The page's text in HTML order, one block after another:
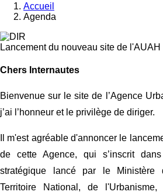
Fil
d'Ariane
Accueil
Agenda
Lancement du nouveau site de l'AUAH
Chers Internautes
Bienvenue sur le site de l ’Agence
j’ai l’honneur et le privilège de diriger.
Il m'est agréable d'annoncer le
de cette Agence, qui s’inscrit
stratégique lancé par le Ministère
Territoire National, de